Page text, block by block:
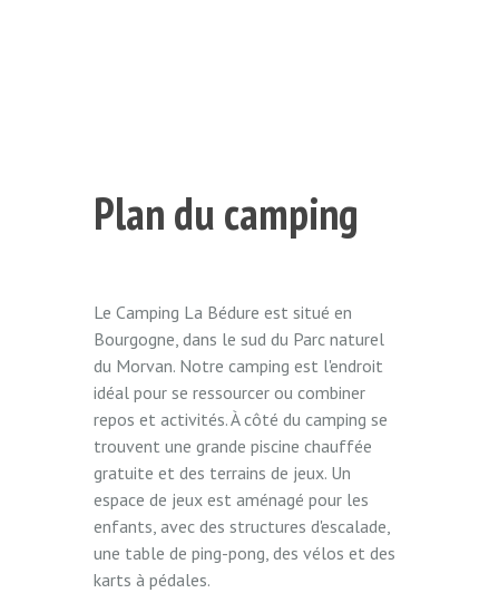
Plan du camping
Le Camping La Bédure est situé en
Bourgogne, dans le sud du Parc naturel
du Morvan. Notre camping est l'endroit
idéal pour se ressourcer ou combiner
repos et activités. À côté du camping se
trouvent une grande piscine chauffée
gratuite et des terrains de jeux. Un
espace de jeux est aménagé pour les
enfants, avec des structures d'escalade,
une table de ping-pong, des vélos et des
karts à pédales.